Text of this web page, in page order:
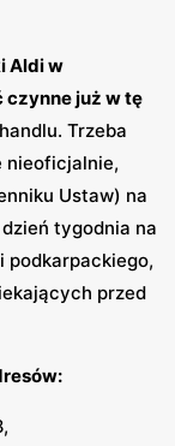
Aldi w
już w tę
Trzeba
nieoficjalnie,
Ustaw) na
tygodnia na
podkarpackiego,
przed